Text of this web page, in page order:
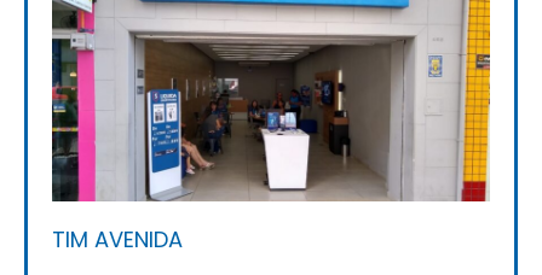
TIM AVENIDA